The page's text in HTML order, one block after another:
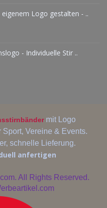
Logo gestalten - ..
- Individuelle Stir ..
mit Logo
Vereine & Events.
schnelle Lieferung.
anfertigen
All Rights Reserved.